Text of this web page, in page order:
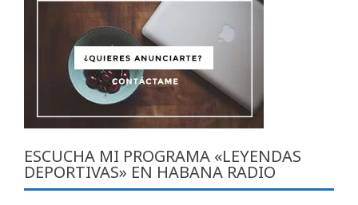
ESCUCHA MI PROGRAMA «LEYENDAS
DEPORTIVAS» EN HABANA RADIO